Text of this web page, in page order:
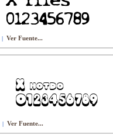
| Ver Fuente...
| Ver Fuente...